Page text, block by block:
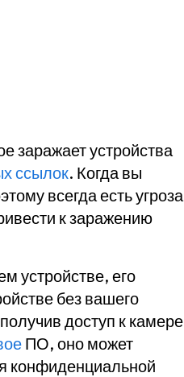
заражает устройства
ссылок. Когда вы
всегда есть угроза
к заражению
устройстве, его
без вашего
доступ к камере
ПО, оно может
конфиденциальной